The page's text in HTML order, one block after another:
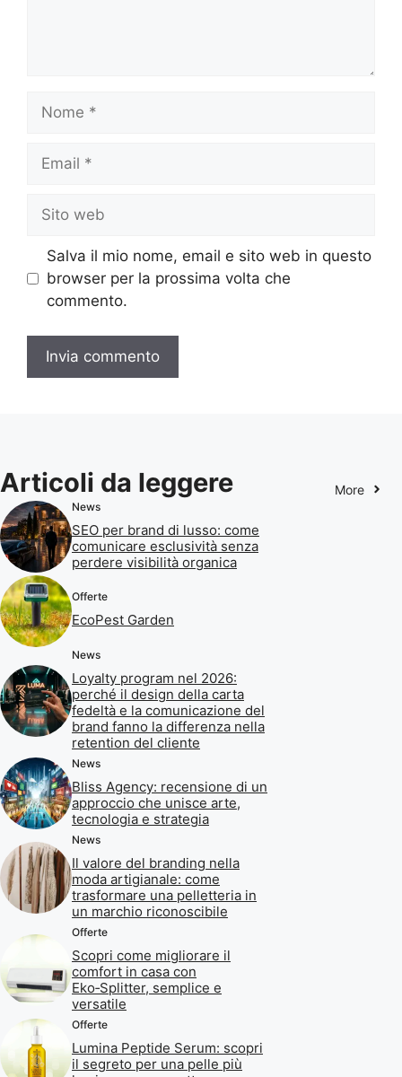
Nome
Email
Sito
web
Salva il mio nome, email e sito web in questo
browser per la prossima volta che
commento.
Articoli da leggere More
News
SEO per brand di lusso: come
comunicare esclusività senza
perdere visibilità organica
Offerte
EcoPest Garden
News
Loyalty program nel 2026:
perché il design della carta
fedeltà e la comunicazione del
brand fanno la differenza nella
retention del cliente
News
Bliss Agency: recensione di un
approccio che unisce arte,
tecnologia e strategia
News
Il valore del branding nella
moda artigianale: come
trasformare una pelletteria in
un marchio riconoscibile
Offerte
Scopri come migliorare il
comfort in casa con
Eko‑Splitter, semplice e
versatile
Offerte
Lumina Peptide Serum: scopri
il segreto per una pelle più